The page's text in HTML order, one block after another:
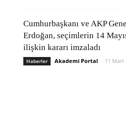
Cumhurbaşkanı ve AKP
Erdoğan, seçimlerin 14
ilişkin kararı imzaladı
Haberler Akademi Portal - 11 Mart